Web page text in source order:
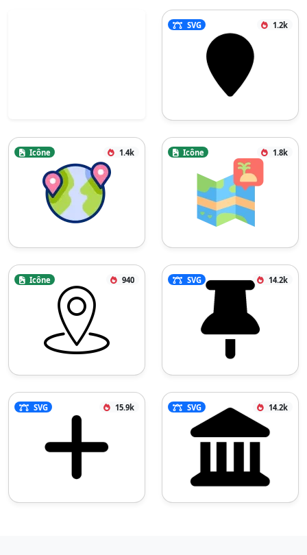
SVG 1.2k
Icône 1.4k Icône 1.8k
Icône 940 SVG 14.2k
SVG 15.9k SVG 14.2k